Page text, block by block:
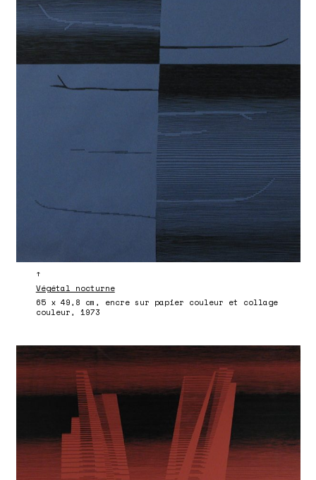
↑
Végétal nocturne
65 x 49,8 cm, encre sur papier couleur et collage
couleur, 1973